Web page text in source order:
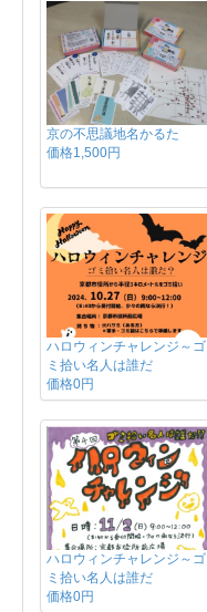
京の不思議地名かるた
価格1,500円
ハロウィンチャレンジ～ゴ
ミ拾い名人は誰だ
価格0円
ハロウィンチャレンジ～ゴ
ミ拾い名人は誰だ
価格0円